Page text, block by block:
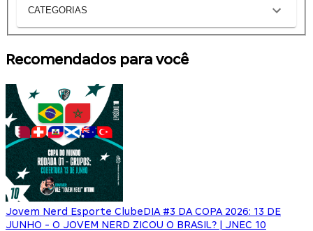
CATEGORIAS
Recomendados para você
Jovem Nerd Esporte ClubeDIA #3 DA COPA 2026: 13 DE
JUNHO - O JOVEM NERD ZICOU O BRASIL? | JNEC 10